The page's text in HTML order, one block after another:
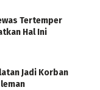
Tertemper
Hal Ini
Jadi Korban